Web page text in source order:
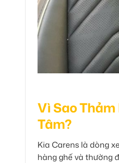
Vì Sao
Tâm?
Kia Carens là dòng
hàng ghế và thường